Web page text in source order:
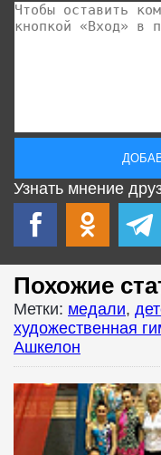
Узнать мнение
Похожие
Метки: медали,
художественная
Ашкелон